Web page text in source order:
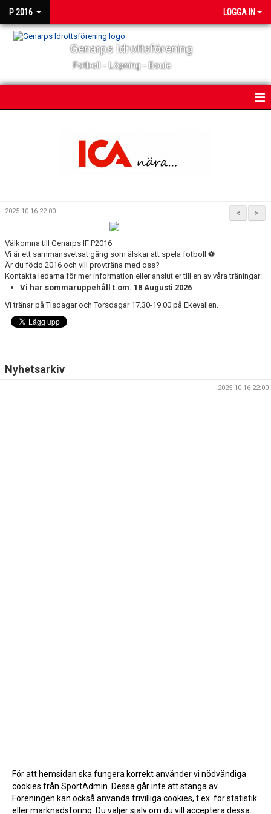
P 2016 LOGGA IN
Genarps Idrottsförening
Fotboll - Löpning - Boule
BILDGALLERI
DOKUMENT
KONTAKT
>
<
2025-10-16 22:00
Välkomna till Genarps IF P2016
Vi är ett sammansvetsat gäng som älskar att spela fotboll ⚽️
Är du född 2016 och vill provträna med oss?
Kontakta ledarna för mer information eller anslut er till en av våra träningar:
Vi har sommaruppehåll t.om. 18 Augusti 2026
Vi tränar på Tisdagar och Torsdagar 17.30-19.00 på Ekevallen.
Nyhetsarkiv
2025-10-16 22:00
För att hemsidan ska fungera korrekt använder vi nödvändiga
cookies från SportAdmin. Dessa går inte att stänga av.
Föreningen kan också använda frivilliga cookies, t.ex. för statistik
eller marknadsföring. Du väljer själv om du vill acceptera dessa.